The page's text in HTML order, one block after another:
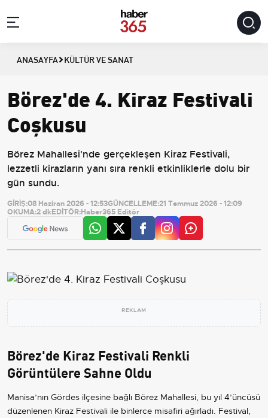
ANASAYFA KÜLTÜR VE SANAT
Börez'de 4. Kiraz Festivali
Coşkusu
Börez Mahallesi'nde gerçekleşen Kiraz Festivali,
lezzetli kirazların yanı sıra renkli etkinliklerle dolu bir
gün sundu.
GİRİŞ:08 Haziran 2026 - 12:53GÜNCELLEME:21 Temmuz 2026 - 12:09
OKUMA:2 dkEDİTÖR:Haber365 Editör
REKLAM
Börez'de Kiraz Festivali Renkli
Görüntülere Sahne Oldu
Manisa’nın Gördes ilçesine bağlı Börez Mahallesi, bu yıl 4’üncüsü
düzenlenen Kiraz Festivali ile binlerce misafiri ağırladı. Festival,